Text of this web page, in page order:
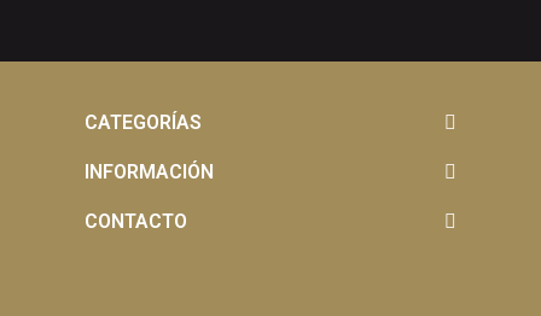
CATEGORÍAS
INFORMACIÓN
CONTACTO